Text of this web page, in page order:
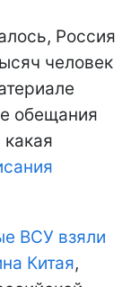
Россия
человек
обещания
ВСУ взяли
Китая,